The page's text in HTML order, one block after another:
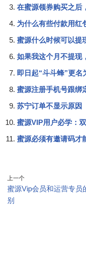
在蜜源领券购买之后
为什么有些付款用红
蜜源什么时候可以提
如果我这个月不提现
即日起“斗斗蜂”更名
蜜源注册手机号跟绑
苏宁订单不显示原因
蜜源VIP用户必学：
蜜源必须有邀请码才
上一个
蜜源Vip会员和运营专员
别